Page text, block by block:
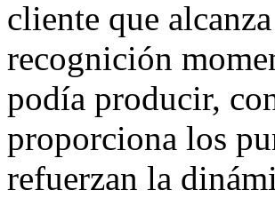
cliente que
recognición
podía producir,
proporciona los
refuerzan la